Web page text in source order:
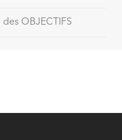
OBJECTIFS